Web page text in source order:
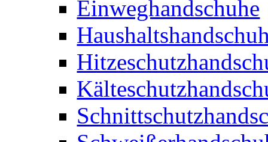
Einweghandschuhe